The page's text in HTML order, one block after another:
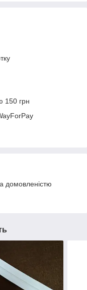
150 грн
домовленістю